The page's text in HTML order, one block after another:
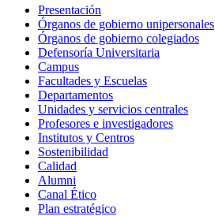
Presentación
Órganos de gobierno unipersonales
Órganos de gobierno colegiados
Defensoría Universitaria
Campus
Facultades y Escuelas
Departamentos
Unidades y servicios centrales
Profesores e investigadores
Institutos y Centros
Sostenibilidad
Calidad
Alumni
Canal Ético
Plan estratégico